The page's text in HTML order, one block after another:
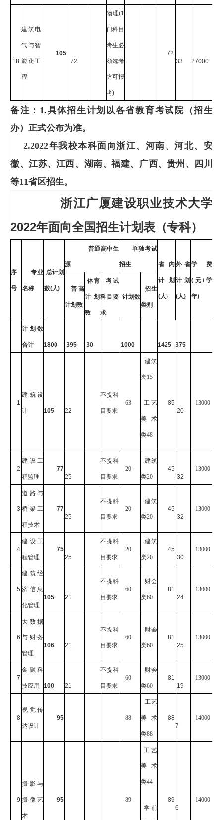
18
建筑电
气与智
能化工
程
105
72
物理(1
门科目
考生必
须选考
方可报
考)
72
33
27000
备注：1.具体招生计划以各省教育考试院（招生
办）正式公布为准。
2.2022年我校本科面向浙江、河南、河北、安
徽、江苏、江西、湖南、福建、广西、贵州、四川
等11省区招生。
浙江广厦建设职业技术大学
2022年面向全国招生计划表（专科）
序
号
专业
名称
总计划
数(人)
普通高中生
源
单独考试
招生 省内
计划
(人)
外省
计划
(人)
学费
( 元/学
年)
普高
计划数
体育
计划
数
考试
科目要
求
计划数
招生
类别
计划数
合计 1800 395 30 1000 1425 375
1
建筑设
计 105 22
不提科
目要求
63
建筑
类15
工艺
美术
类48
85
20
13000
2
建设工
程监理
77
25
不提科
目要求
20
建筑
类20
45
32
13000
3
道路与
桥梁工
程技术
77
25
不提科
目要求
20
建筑
类20
45
32
13000
4
建设工
程管理
75
25
不提科
目要求
20
建筑
类20
45
30
13000
5
建筑经
济信息
化管理
105 21
不提科
目要求
60
财会
类60
81
24
13000
6
大数据
与财务
管理
106 21
不提科
目要求
60
财会
类60
81
25
13000
7
金融科
技应用 100 21
不提科
目要求
60
财会
类60
81
19
13000
8
视觉传
达设计
95 88
工艺
美术
类88
88
7
14000
9
摄影与
摄像艺
术
95 89
工艺
美术
类44
学前
89
6
14000